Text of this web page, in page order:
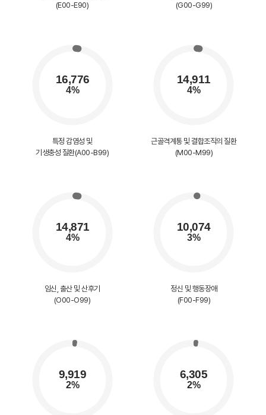
(E00-E90)
(G00-G99)
특정 감염성 및
기생충성 질환(A00-B99)
근골격계통 및 결합조직의 질환
(M00-M99)
임신, 출산 및 산후기
(O00-O99)
정신 및 행동장애
(F00-F99)